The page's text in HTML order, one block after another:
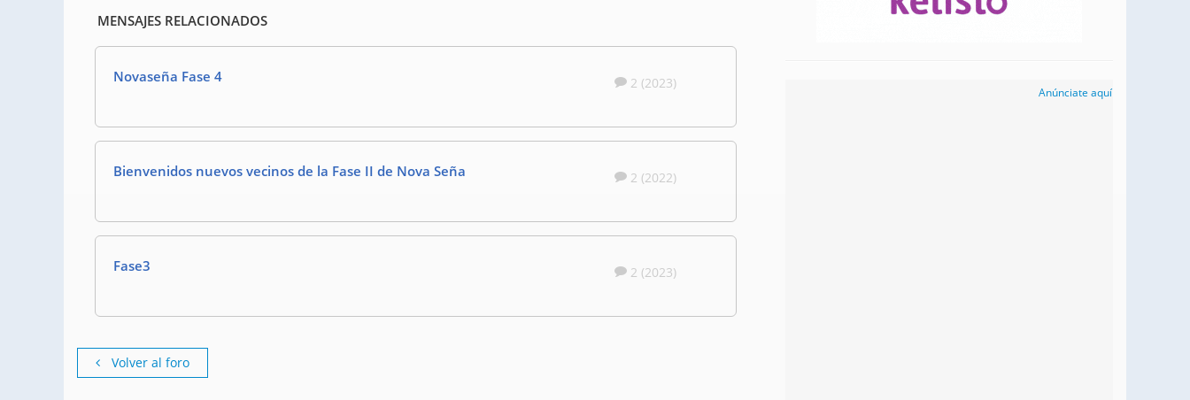
MENSAJES RELACIONADOS
Novaseña Fase 4 2 (2023)
Bienvenidos nuevos vecinos de la Fase II de Nova Seña 2 (2022)
Fase3 2 (2023)
Volver al foro
Anúnciate aquí